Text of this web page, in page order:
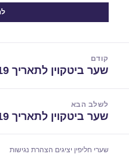
קודם
הפוסט
שער ביטקוין לתאריך 21/04/2019
לשלב הבא
הפוסט
שער ביטקוין לתאריך 23/04/2019
שערי חליפין יציגים הצהרת נגישות